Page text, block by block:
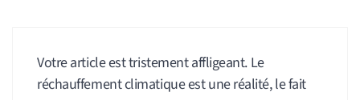
Votre article est tristement affligeant. Le
réchauffement climatique est une réalité, le fait